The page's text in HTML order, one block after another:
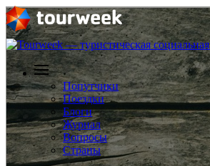
Попутчики
Поездки
Блоги
Журнал
Вопросы
Страны